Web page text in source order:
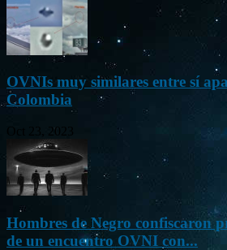
OVNIs muy similares entre sí
Colombia
Oct 23, 2023
Hombres de Negro confiscaron
de un encuentro OVNI con...